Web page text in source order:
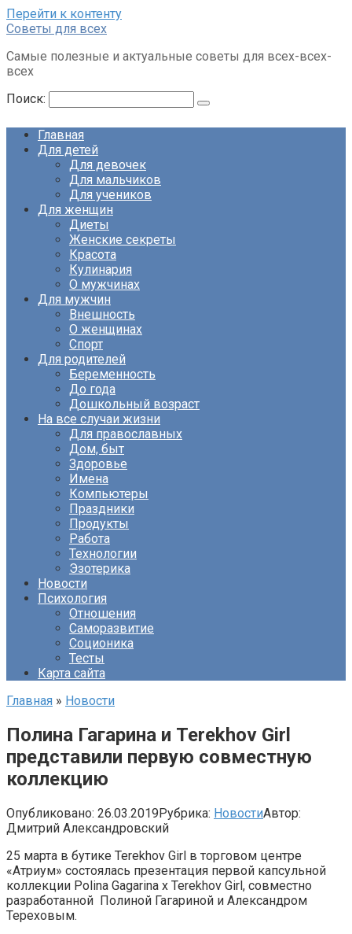
Перейти к контенту
Советы для всех
Самые полезные и актуальные советы для всех-всех-
всех
Поиск:
Главная
Для детей
Для девочек
Для мальчиков
Для учеников
Для женщин
Диеты
Женские секреты
Красота
Кулинария
О мужчинах
Для мужчин
Внешность
О женщинах
Спорт
Для родителей
Беременность
До года
Дошкольный возраст
На все случаи жизни
Для православных
Дом, быт
Здоровье
Имена
Компьютеры
Праздники
Продукты
Работа
Технологии
Эзотерика
Новости
Психология
Отношения
Саморазвитие
Соционика
Тесты
Карта сайта
Главная » Новости
Полина Гагарина и Terekhov Girl
представили первую совместную
коллекцию
Опубликовано: 26.03.2019Рубрика: НовостиАвтор:
Дмитрий Александровский
25 марта в бутике Terekhov Girl в торговом центре
«Атриум» состоялась презентация первой капсульной
коллекции Polina Gagarina x Terekhov Girl, совместно
разработанной Полиной Гагариной и Александром
Тереховым.